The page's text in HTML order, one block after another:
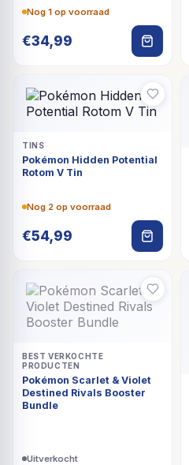
Nog 1 op voorraad
€34,99
TINS
Pokémon Hidden Potential
Rotom V Tin
Nog 2 op voorraad
€54,99
UITVERKOCHT
BEST VERKOCHTE
PRODUCTEN
Pokémon Scarlet & Violet
Destined Rivals Booster
Bundle
Uitverkocht